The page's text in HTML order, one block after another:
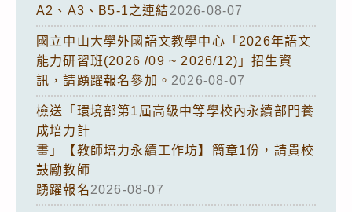
A2、A3、B5-1之連結2026-08-07
國立中山大學外國語文教學中心「2026年語文
能力研習班(2026 /09 ~ 2026/12)」招生資
訊，請踴躍報名參加。 2026-08-07
檢送「環境部第1屆高級中等學校內永續部門養
成培力計
畫」【教師培力永續工作坊】簡章1份，請貴校
鼓勵教師
踴躍報名2026-08-07